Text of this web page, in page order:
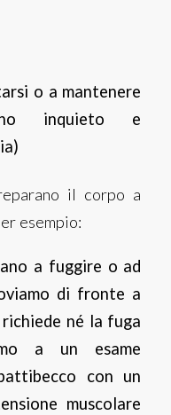
o a mantenere
inquieto e
il corpo a
esempio:
a fuggire o ad
di fronte a
né la fuga
a un esame
con un
muscolare